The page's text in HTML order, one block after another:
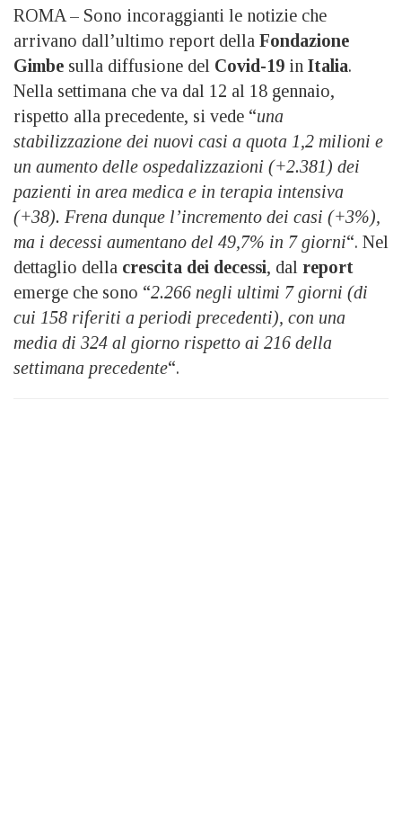
ROMA – Sono incoraggianti le notizie che
arrivano dall’ultimo report della Fondazione
Gimbe sulla diffusione del Covid-19 in Italia.
Nella settimana che va dal 12 al 18 gennaio,
rispetto alla precedente, si vede “una
stabilizzazione dei nuovi casi a quota 1,2 milioni e
un aumento delle ospedalizzazioni (+2.381) dei
pazienti in area medica e in terapia intensiva
(+38). Frena dunque l’incremento dei casi (+3%),
ma i decessi aumentano del 49,7% in 7 giorni“. Nel
dettaglio della crescita dei decessi, dal report
emerge che sono “2.266 negli ultimi 7 giorni (di
cui 158 riferiti a periodi precedenti), con una
media di 324 al giorno rispetto ai 216 della
settimana precedente“.